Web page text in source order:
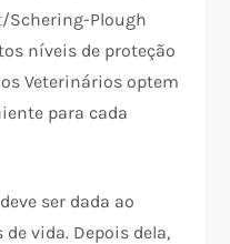
Schering-Plough
níveis de proteção
Veterinários optem
para cada
ser dada ao
vida. Depois dela,